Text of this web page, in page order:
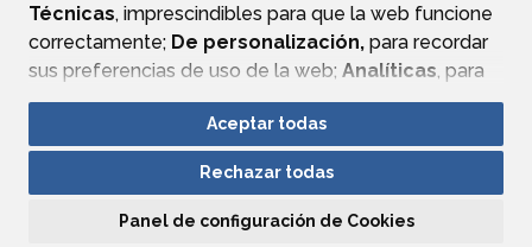
Técnicas, imprescindibles para que la web funcione
correctamente; De personalización, para recordar
sus preferencias de uso de la web; Analíticas, para
mejorar el funcionamiento de la web y sus servicios.
Si acepta pulsando el botón“Aceptar todas”
consideramos que acepta su uso. Si pulsa el botón
ninguna acción, se guardarán las cookies técnicas
Aceptar todas
Rechazar todas
Panel de configuración de Cookies